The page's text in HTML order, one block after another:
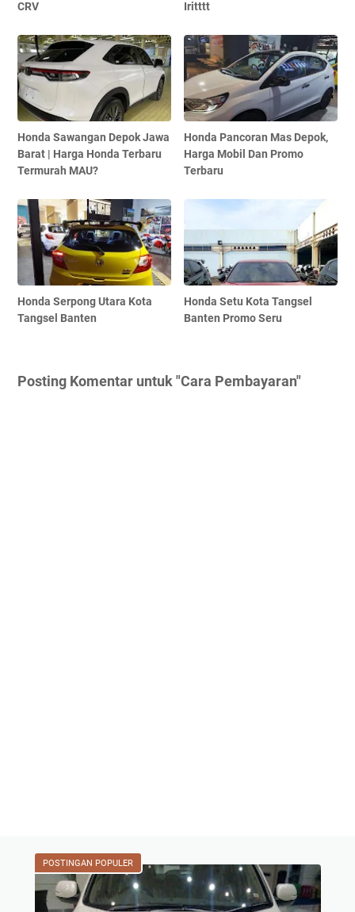
CRV Iritttt
Honda Sawangan Depok Jawa
Barat | Harga Honda Terbaru
Termurah MAU?
Honda Pancoran Mas Depok,
Harga Mobil Dan Promo
Terbaru
Honda Serpong Utara Kota
Tangsel Banten
Honda Setu Kota Tangsel
Banten Promo Seru
Posting Komentar untuk "Cara Pembayaran"
POSTINGAN POPULER